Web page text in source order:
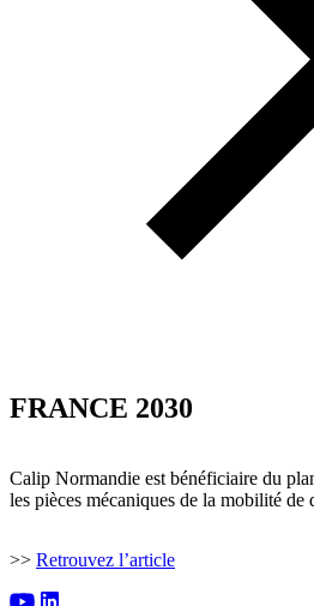
FRANCE 2030
Calip Normandie est bénéficiaire du
les pièces mécaniques de la mobilité de
>> Retrouvez l’article